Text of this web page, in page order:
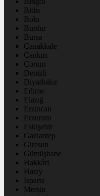
Bitlis
Bolu
Burdur
Bursa
Çanakkale
Çankırı
Çorum
Denizli
Diyarbakır
Edirne
Elazığ
Erzincan
Erzurum
Eskişehir
Gaziantep
Giresun
Gümüşhane
Hakkâri
Hatay
Isparta
Mersin